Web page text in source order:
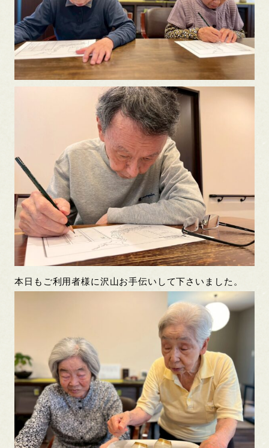
本日もご利用者様に沢山お手伝いして下さいました。